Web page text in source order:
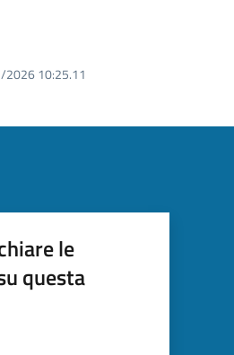
10:25.11
le
questa